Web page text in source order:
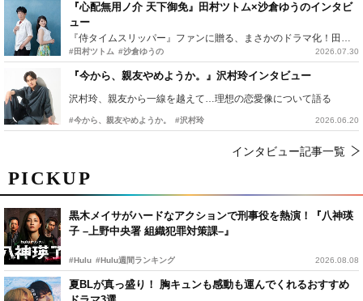
PICKUP
黒木メイサがハードなアクションで刑事役を熱演！『八神瑛
子 –上野中央署 組織犯罪対策課–』
#Hulu #Hulu週間ランキング 2026.08.08
夏BLが真っ盛り！ 胸キュンも感動も運んでくれるおすすめ
『心配無用ノ介 天下御免』田村ツトム×沙倉ゆうのインタビ
ュー
『侍タイムスリッパー』ファンに贈る、まさかのドラマ化！田村ツトム×沙倉ゆうのが語る『心配無用ノ介』撮影秘話
#田村ツトム #沙倉ゆうの 2026.07.30
『今から、親友やめようか。』沢村玲インタビュー
沢村玲、親友から一線を越えて…理想の恋愛像について語る
#今から、親友やめようか。 #沢村玲 2026.06.20
インタビュー記事一覧